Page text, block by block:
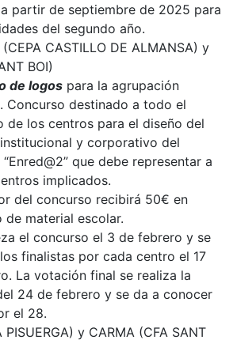
partir de septiembre de 2025 para
del segundo año.
CASTILLO DE ALMANSA) y
BOI)
de logos para la agrupación
Concurso destinado a todo el
de los centros para el diseño del
y corporativo del
que debe representar a
implicados.
del concurso recibirá 50€ en
de material escolar.
el concurso el 3 de febrero y se
finalistas por cada centro el 17
La votación final se realiza la
24 de febrero y se da a conocer
el 28.
PISUERGA) y CARMA (CFA SANT